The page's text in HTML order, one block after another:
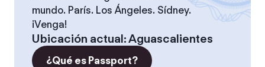
mundo. París. Los Ángeles. Sídney.
¡Venga!
Ubicación actual:Aguascalientes
¿Qué es Passport?